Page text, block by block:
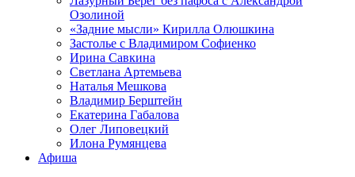
Озолиной
«Задние мысли» Кирилла Олюшкина
Застолье с Владимиром Софиенко
Ирина Савкина
Светлана Артемьева
Наталья Мешкова
Владимир Берштейн
Екатерина Габалова
Олег Липовецкий
Илона Румянцева
Афиша